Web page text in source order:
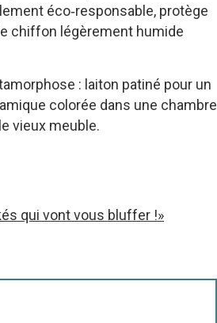
éco‑responsable, protège
chiffon légèrement humide
: laiton patiné pour un
colorée dans une chambre
vieux meuble.
qui vont vous bluffer !»